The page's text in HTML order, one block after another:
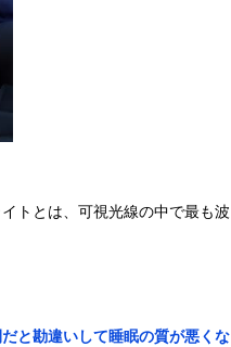
トとは、可視光線の中で最も波
と勘違いして睡眠の質が悪くな